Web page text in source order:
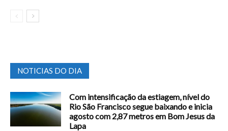
NOTICIAS DO DIA
Com intensificação da estiagem, nível do
Rio São Francisco segue baixando e inicia
agosto com 2,87 metros em Bom Jesus da
Lapa